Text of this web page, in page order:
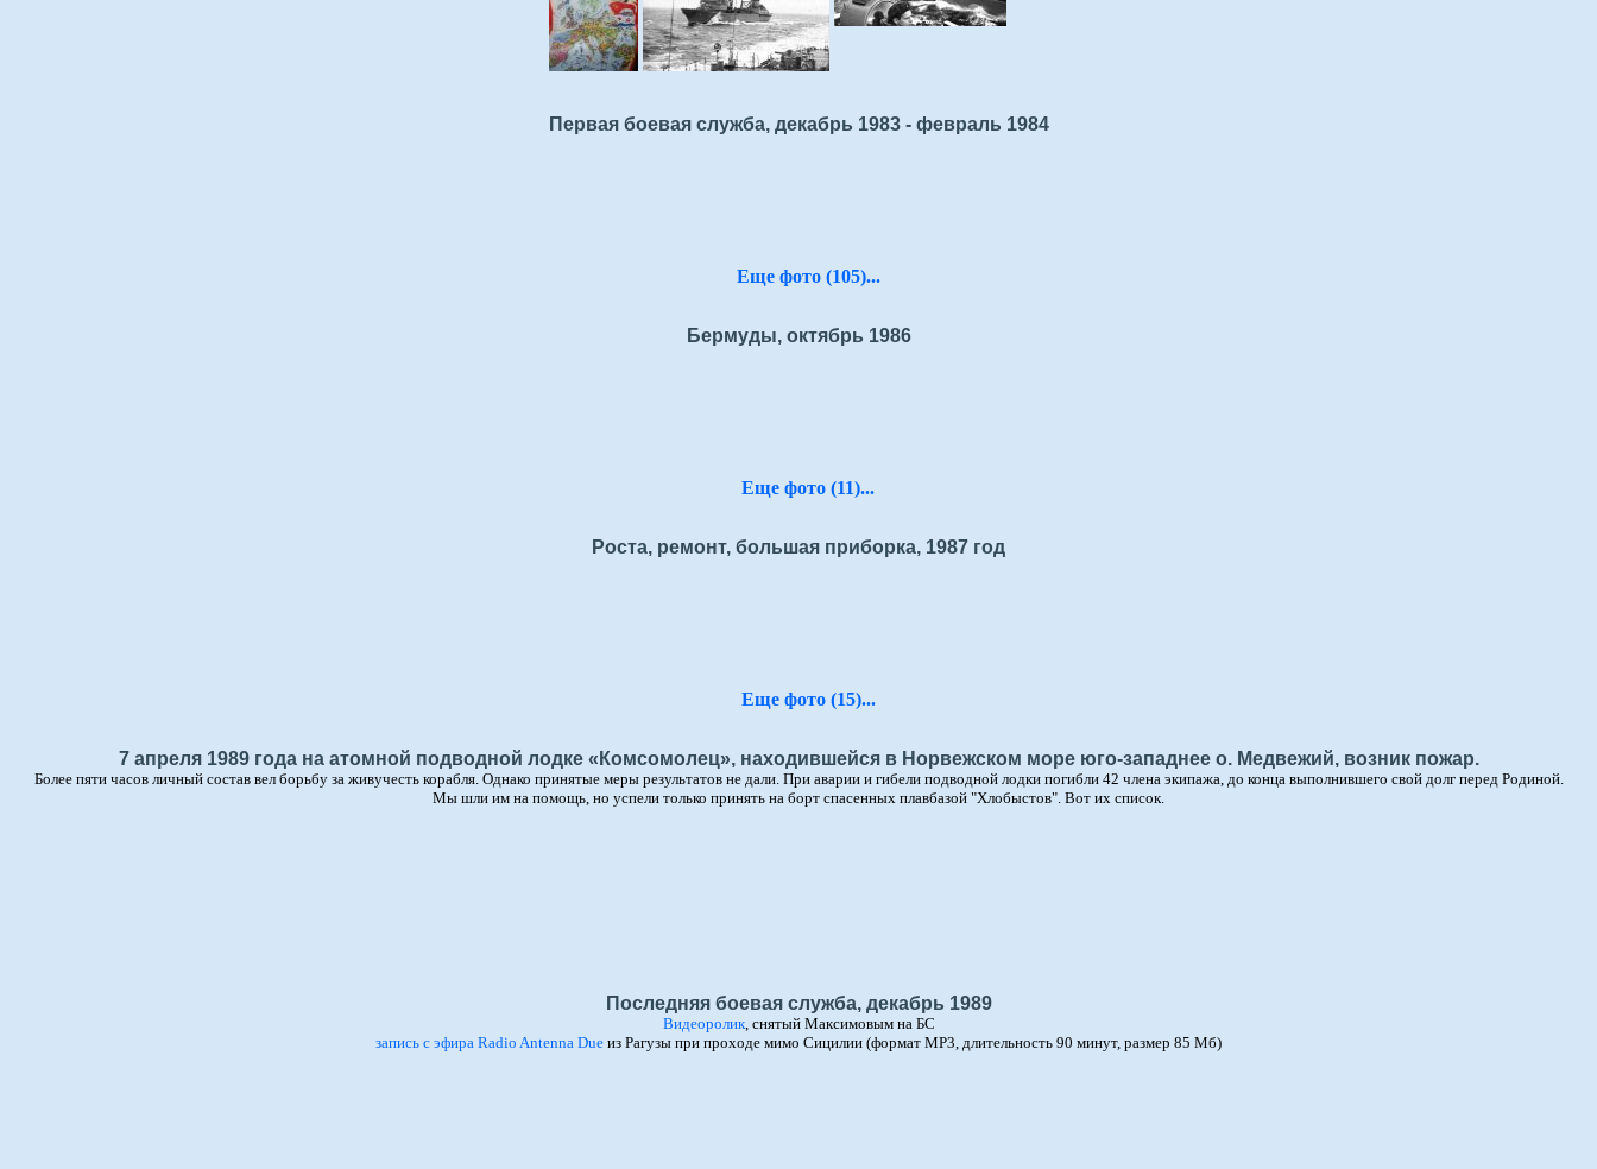
Первая боевая служба, декабрь 1983 - февраль 1984
Еще фото (105)...
Бермуды, октябрь 1986
Еще фото (11)...
Роста, ремонт, большая приборка, 1987 год
Еще фото (15)...
7 апреля 1989 года на атомной подводной лодке «Комсомолец», находившейся в Норвежском море юго-западнее о. Медвежий, возник пожар.
Более пяти часов личный состав вел борьбу за живучесть корабля. Однако принятые меры результатов не дали. При аварии и гибели подводной лодки погибли 42 члена экипажа, до конца выполнившего свой долг перед Родиной.
Мы шли им на помощь, но успели только принять на борт спасенных плавбазой "Хлобыстов". Вот их список.
Последняя боевая служба, декабрь 1989
Видеоролик, снятый Максимовым на БС
запись с эфира Radio Antenna Due из Рагузы при проходе мимо Сицилии (формат MP3, длительность 90 минут, размер 85 Мб)